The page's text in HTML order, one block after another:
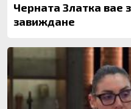
Черната Златка вае
завиждане